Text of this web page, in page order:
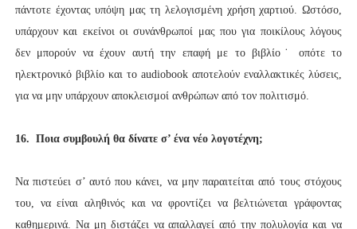
πάντοτε έχοντας υπόψη μας τη λελογισμένη χρήση χαρτιού. Ωστόσο,
υπάρχουν και εκείνοι οι συνάνθρωποί μας που για ποικίλους λόγους
δεν μπορούν να έχουν αυτή την επαφή με το βιβλίο˙ οπότε το
ηλεκτρονικό βιβλίο και το audiobook αποτελούν εναλλακτικές λύσεις,
για να μην υπάρχουν αποκλεισμοί ανθρώπων από τον πολιτισμό.
16. Ποια συμβουλή θα δίνατε σ’ ένα νέο λογοτέχνη;
Να πιστεύει σ’ αυτό που κάνει, να μην παραιτείται από τους στόχους
του, να είναι αληθινός και να φροντίζει να βελτιώνεται γράφοντας
καθημερινά. Να μη διστάζει να απαλλαγεί από την πολυλογία και να